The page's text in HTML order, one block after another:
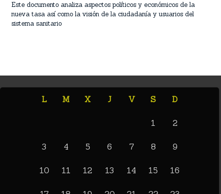
Este documento analiza aspectos políticos y económicos de la
nueva tasa así como la visión de la ciudadanía y usuarios del
sistema sanitario
L M X J V S D
1 2
3 4 5 6 7 8 9
10 11 12 13 14 15 16